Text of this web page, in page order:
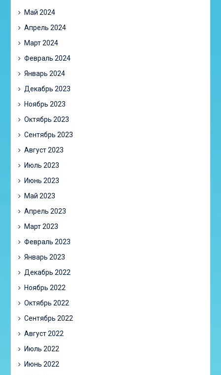
Май 2024
Апрель 2024
Март 2024
Февраль 2024
Январь 2024
Декабрь 2023
Ноябрь 2023
Октябрь 2023
Сентябрь 2023
Август 2023
Июль 2023
Июнь 2023
Май 2023
Апрель 2023
Март 2023
Февраль 2023
Январь 2023
Декабрь 2022
Ноябрь 2022
Октябрь 2022
Сентябрь 2022
Август 2022
Июль 2022
Июнь 2022